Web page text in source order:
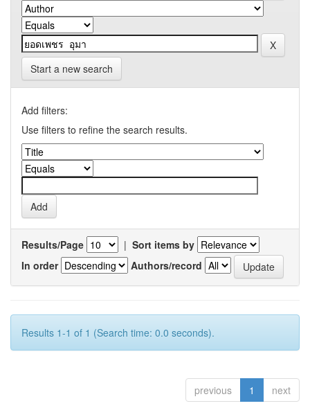
Start a new search
Add filters:
Use filters to refine the search results.
Results/Page | Sort items by
In order
Authors/record
Results 1-1 of 1 (Search time: 0.0 seconds).
previous 1 next